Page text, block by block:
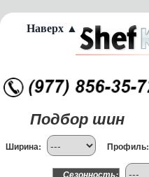
Подбор шин
Ширина: Профиль:
Сезонность:
Наверх ▲